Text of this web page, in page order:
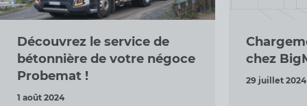
Découvrez le service de
bétonnière de votre négoce
Probemat !
1 août 2024
chez
29 juillet 2024